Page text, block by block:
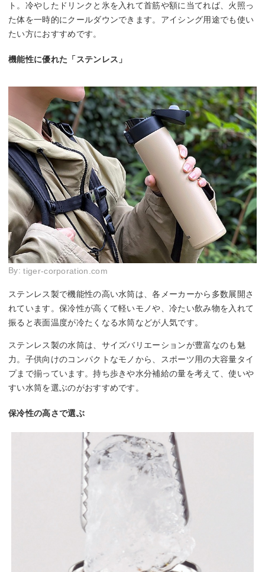
ト。冷やしたドリンクと氷を入れて首筋や額に当てれば、火照っ
た体を一時的にクールダウンできます。アイシング用途でも使い
たい方におすすめです。
機能性に優れた「ステンレス」
By:tiger-corporation.com
ステンレス製で機能性の高い水筒は、各メーカーから多数展開さ
れています。保冷性が高くて軽いモノや、冷たい飲み物を入れて
振ると表面温度が冷たくなる水筒などが人気です。
ステンレス製の水筒は、サイズバリエーションが豊富なのも魅
力。子供向けのコンパクトなモノから、スポーツ用の大容量タイ
プまで揃っています。持ち歩きや水分補給の量を考えて、使いや
すい水筒を選ぶのがおすすめです。
保冷性の高さで選ぶ